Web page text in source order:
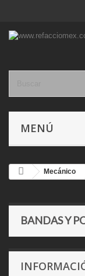
MENÚ
Mecánico
BANDAS Y